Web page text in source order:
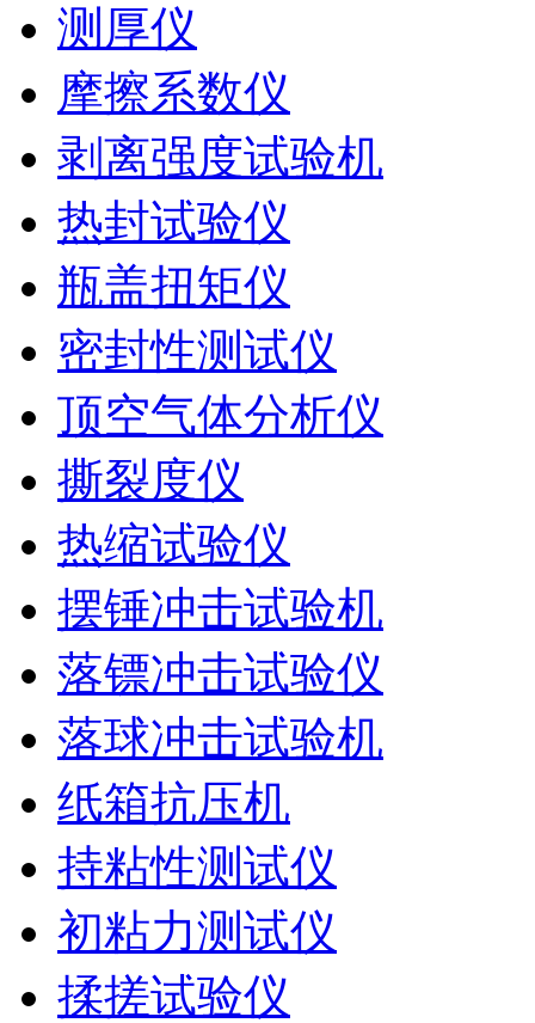
测厚仪
摩擦系数仪
剥离强度试验机
热封试验仪
瓶盖扭矩仪
密封性测试仪
顶空气体分析仪
撕裂度仪
热缩试验仪
摆锤冲击试验机
落镖冲击试验仪
落球冲击试验机
纸箱抗压机
持粘性测试仪
初粘力测试仪
揉搓试验仪